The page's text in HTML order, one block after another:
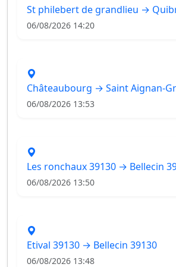
St philebert de grandlieu →
06/08/2026 14:20
Châteaubourg → Saint Aignan-
06/08/2026 13:53
Les ronchaux 39130 → Bellecin
06/08/2026 13:50
Etival 39130 → Bellecin 39130
06/08/2026 13:48